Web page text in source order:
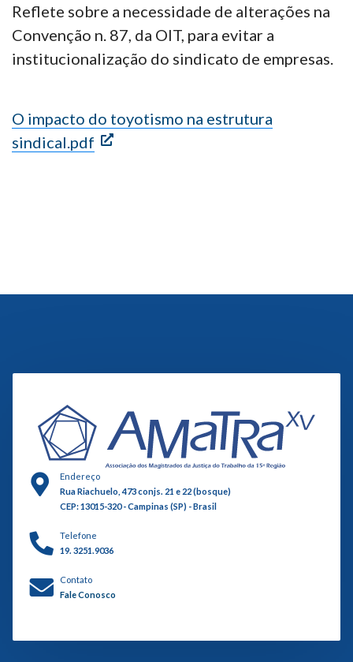
Reflete sobre a necessidade de alterações na
Convenção n. 87, da OIT, para evitar a
institucionalização do sindicato de empresas.
O impacto do toyotismo na estrutura
sindical.pdf
Endereço
Rua Riachuelo, 473 conjs. 21 e 22 (bosque)
CEP: 13015-320 - Campinas (SP) - Brasil
Telefone
19. 3251.9036
Contato
Fale Conosco